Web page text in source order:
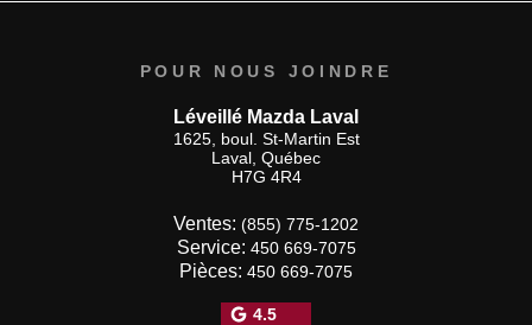
POUR NOUS JOINDRE
Léveillé Mazda Laval
1625, boul. St-Martin Est
Laval Québec
H7G 4R4
Ventes: (855) 775-1202
Service: 450 669-7075
Pièces: 450 669-7075
4.5